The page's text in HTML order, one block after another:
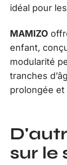
idéal pour
MAMIZO
enfant,
modularité
tranches
prolongée
sur le